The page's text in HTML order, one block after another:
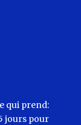
qui prend:
jours pour